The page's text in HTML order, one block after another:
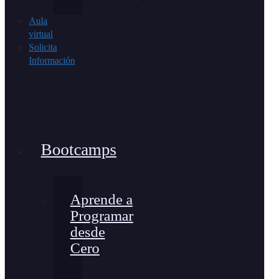
Aula
virtual
Solicita
Información
Bootcamps
Aprende a
Programar
desde
Cero